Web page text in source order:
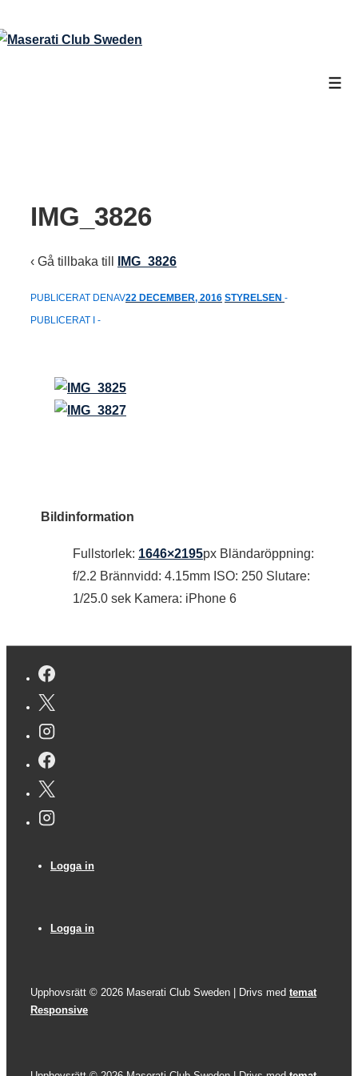
Hoppa
IMG_3826
‹ Gå tillbaka till IMG_3826
PUBLICERAT DENAV22 DECEMBER, 2016 STYRELSEN
PUBLICERAT I
Bildinformation
Fullstorlek: 1646×2195px Bländaröppning:
f/2.2 Brännvidd: 4.15mm ISO: 250 Slutare:
1/25.0 sek Kamera: iPhone 6
Sidfotsmeny
Logga in
Sidfotsmeny
Logga in
Upphovsrätt © 2026 Maserati Club Sweden | Drivs med temat
Responsive